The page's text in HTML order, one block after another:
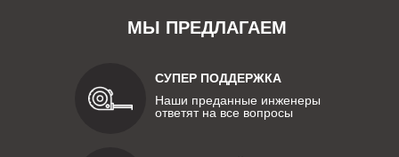
МЫ ПРЕДЛАГАЕМ
СУПЕР ПОДДЕРЖКА
Наши преданные инженеры
ответят на все вопросы